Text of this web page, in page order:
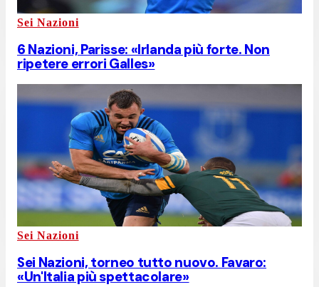
Sei Nazioni
6 Nazioni, Parisse: «Irlanda più forte. Non
ripetere errori Galles»
Sei Nazioni
Sei Nazioni, torneo tutto nuovo. Favaro:
«Un'Italia più spettacolare»